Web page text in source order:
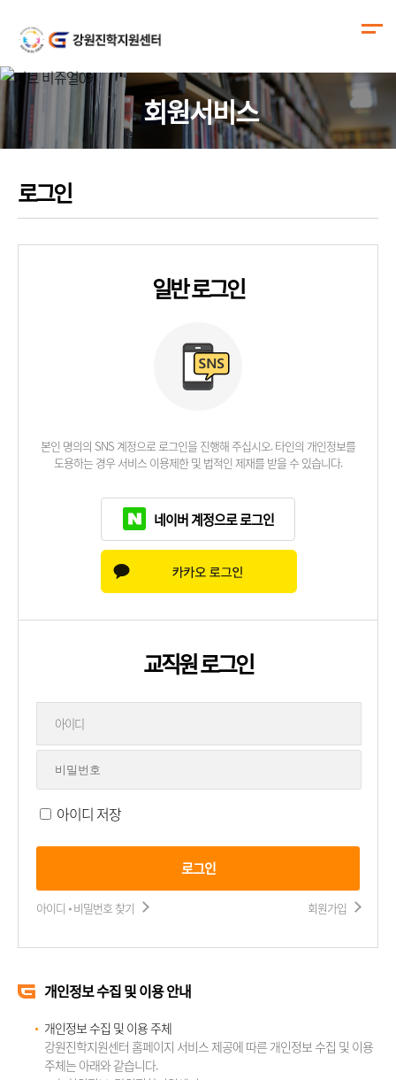
회원서비스
로그인
일반 로그인
본인 명의의 SNS 계정으로 로그인을 진행해 주십시오. 타인의 개인정보를
도용하는 경우 서비스 이용제한 및 법적인 제재를 받을 수 있습니다.
네이버 계정으로 로그인
교직원 로그인
아이디 저장
로그인
아이디 비밀번호 찾기 회원가입
개인정보 수집 및 이용 안내
개인정보 수집 및 이용 주체
강원진학지원센터 홈페이지 서비스 제공에 따른 개인정보 수집 및 이용
주체는 아래와 같습니다.